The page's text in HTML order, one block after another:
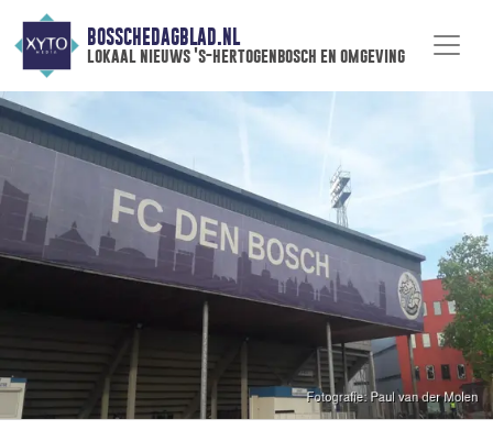
BOSSCHEDAGBLAD.NL
lokaal nieuws 's-hertogenbosch en omgeving